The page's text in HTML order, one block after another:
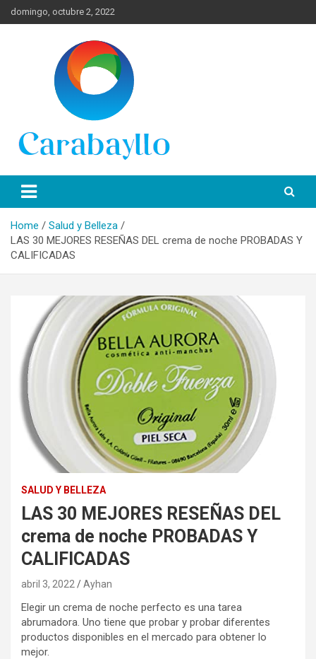
Skip
to
domingo, octubre 2, 2022
Portal de Lima Norte y
Carabayllo
información turística en español de toda España.
Home
Salud y Belleza
LAS 30 MEJORES RESEÑAS DEL crema de noche PROBADAS Y
CALIFICADAS
SALUD Y BELLEZA
LAS 30 MEJORES RESEÑAS DEL
crema de noche PROBADAS Y
CALIFICADAS
abril 3, 2022 Ayhan
Elegir un crema de noche perfecto es una tarea
abrumadora. Uno tiene que probar y probar diferentes
productos disponibles en el mercado para obtener lo
mejor.